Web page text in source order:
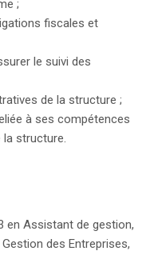
;
fiscales et
le suivi des
de la structure ;
à ses compétences
structure.
en Assistant de gestion,
des Entreprises,